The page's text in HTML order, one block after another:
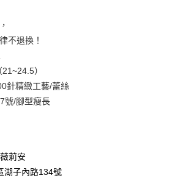
華泰商業銀行
遠東國際商業銀行
】
，台灣大哥大用戶可立即使用無須另外申請。
不退換！
）
針精緻工藝/蕾絲
號/腳型瘦長
莉安
湖子內路134號